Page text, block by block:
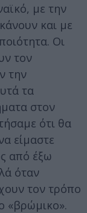
με την
και με
Οι
τον
την
τα
στον
ότι θα
είμαστε
από έξω
όταν
τον τρόπο
«βρώμικο».